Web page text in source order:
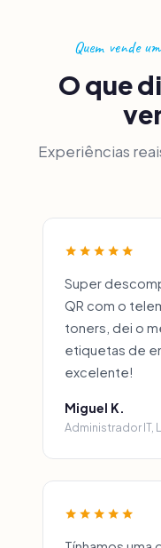
Quem vende
O que
Experiências
Super
QR com o
toners, dei o
etiquetas de
excelente!
Miguel K.
Administrador IT,